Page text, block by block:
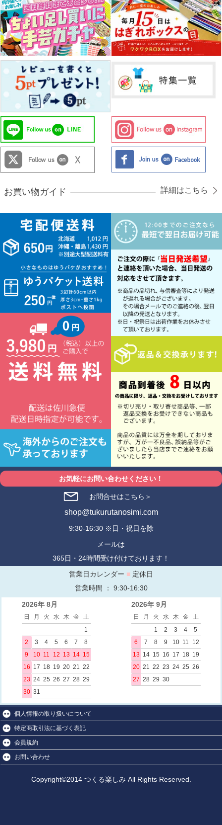
お買い物ガイド 詳細はこちら
お気軽にお問い合わせください！
お問合せはこちら＞
shop@tukurutanosimi.com
9:30-16:30 ※日・祝日を除
メールは
365日・24時間受け付けております！
営業日カレンダー ■ 定休日
営業時間 ： 9:30-16:30
2026年 8月
日 月 火 水 木 金
土
1
2
3 4 5 6 7
8
9
10 11 12 13 14 15
16 17 18 19 20 21
22
23 24 25 26 27 28 29
30 31
2026年 9月
日 月 火 水 木 金
土
1
2 3 4
5
6
7 8 9 10 11
12
13 14 15 16 17 18 19
20 21 22 23 24 25 26
27 28 29 30
個人情報の取り扱いについて
特定商取引法に基づく表記
会員規約
お問い合わせ
Copyright©2014 つくる楽しみ All Rights Reserved.